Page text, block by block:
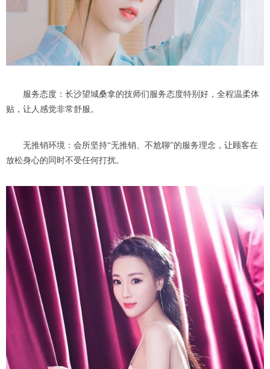
服务态度：长沙望城桑拿的技师们服务态度特别好，全程温柔体
贴，让人感觉非常舒服。
无推销环境：会所坚持“无推销、不尬聊”的服务理念，让顾客在
放松身心的同时不受任何打扰。